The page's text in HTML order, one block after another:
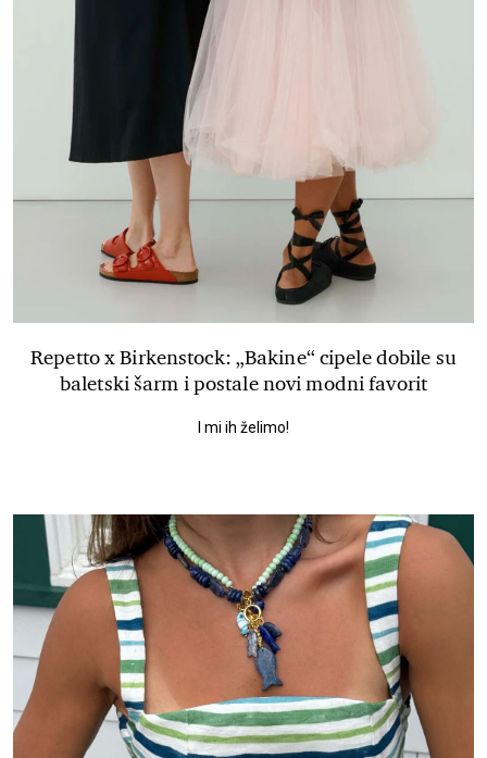
Repetto x Birkenstock: „Bakine“ cipele dobile su
baletski šarm i postale novi modni favorit
I mi ih želimo!